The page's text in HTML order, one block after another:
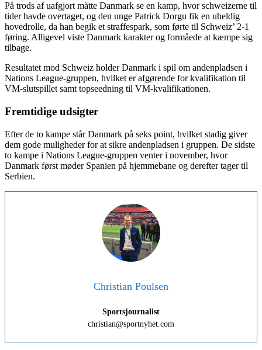
På trods af uafgjort måtte Danmark se en kamp, hvor schweizerne til
tider havde overtaget, og den unge Patrick Dorgu fik en uheldig
hovedrolle, da han begik et straffespark, som førte til Schweiz’ 2-1
føring. Alligevel viste Danmark karakter og formåede at kæmpe sig
tilbage.
Resultatet mod Schweiz holder Danmark i spil om andenpladsen i
Nations League-gruppen, hvilket er afgørende for kvalifikation til
VM-slutspillet samt topseedning til VM-kvalifikationen.
Fremtidige udsigter
Efter de to kampe står Danmark på seks point, hvilket stadig giver
dem gode muligheder for at sikre andenpladsen i gruppen. De sidste
to kampe i Nations League-gruppen venter i november, hvor
Danmark først møder Spanien på hjemmebane og derefter tager til
Serbien.
Christian Poulsen
Sportsjournalist
christian@sportnyhet.com